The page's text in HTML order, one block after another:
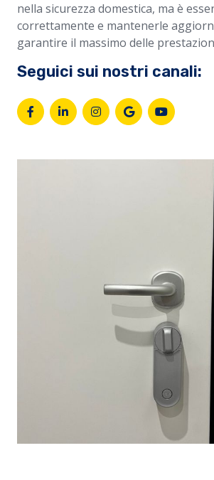
nella sicurezza domestica, ma è
correttamente e mantenerle
garantire il massimo delle
Seguici sui nostri canali: